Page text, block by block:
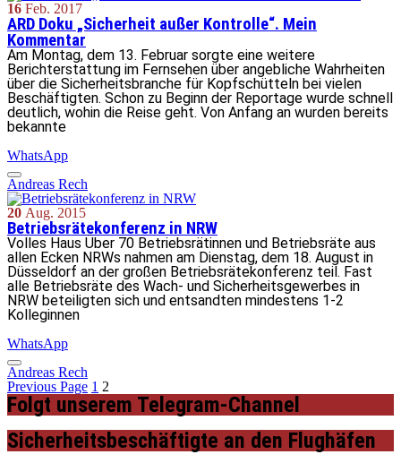
16 Feb. 2017
ARD Doku „Sicherheit außer Kontrolle“. Mein
Kommentar
Am Montag, dem 13. Februar sorgte eine weitere
Berichterstattung im Fernsehen über angebliche Wahrheiten
über die Sicherheitsbranche für Kopfschütteln bei vielen
Beschäftigten. Schon zu Beginn der Reportage wurde schnell
deutlich, wohin die Reise geht. Von Anfang an wurden bereits
bekannte
WhatsApp
Andreas Rech
20 Aug. 2015
Betriebsrätekonferenz in NRW
Volles Haus Über 70 Betriebsrätinnen und Betriebsräte aus
allen Ecken NRWs nahmen am Dienstag, dem 18. August in
Düsseldorf an der großen Betriebsrätekonferenz teil. Fast
alle Betriebsräte des Wach- und Sicherheitsgewerbes in
NRW beteiligten sich und entsandten mindestens 1-2
Kolleginnen
WhatsApp
Andreas Rech
Previous Page 1 2
Folgt unserem Telegram-Channel
Sicherheitsbeschäftigte an den Flughäfen